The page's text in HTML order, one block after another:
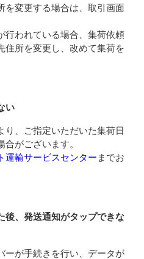
を変更する場合は、取引画面
行われている場合、集荷依頼
住所を変更し、改めて集荷を
い
り、ご指定いただいた集荷日
合がございます。
運輸サービスセンター までお
後、発送通知がタップできな
ーが手続きを行い、データが